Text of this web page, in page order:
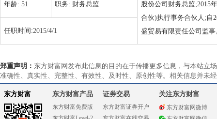
股份公司财务总监;2015
合伙)执行事务合伙人;自
盛贸易有限责任公司监
年龄: 51 职务: 财务总监
任职时间:2015/4/1
郑重声明： 东方财富网发布此信息的目的在于传播更多信息，与本站立
准确性、真实性、完整性、有效性、及时性、原创性等。相关信息并未
东方财富 东方财富产品
东方财富免费版
证券交易
东方财富证券开户
关注东方财富
东方财富网微博